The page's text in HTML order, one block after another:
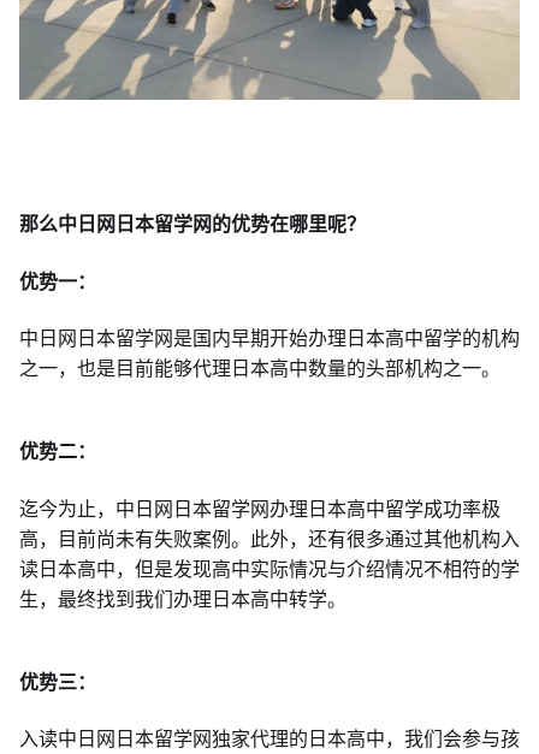
那么中日网日本留学网的优势在哪里呢？
优势一：
中日网日本留学网是国内早期开始办理日本高中留学的机构
之一，也是目前能够代理日本高中数量的头部机构之一。
优势二：
迄今为止，中日网日本留学网办理日本高中留学成功率极
高，目前尚未有失败案例。此外，还有很多通过其他机构入
读日本高中，但是发现高中实际情况与介绍情况不相符的学
生，最终找到我们办理日本高中转学。
优势三：
入读中日网日本留学网独家代理的日本高中，我们会参与孩